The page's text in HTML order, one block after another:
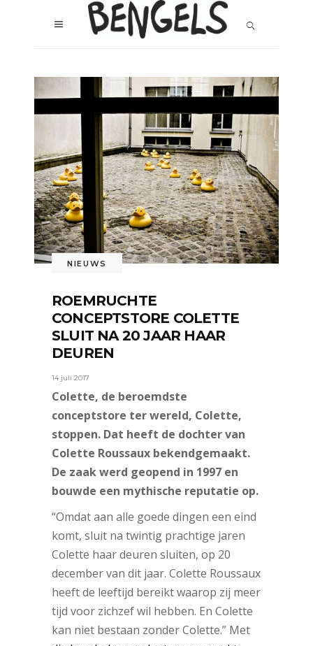
NIEUWS
ROEMRUCHTE
CONCEPTSTORE COLETTE
SLUIT NA 20 JAAR HAAR
DEUREN
14 juli 2017
Colette, de beroemdste
conceptstore ter wereld, Colette,
stoppen. Dat heeft de dochter van
Colette Roussaux bekendgemaakt.
De zaak werd geopend in 1997 en
bouwde een mythische reputatie op.
“Omdat aan alle goede dingen een eind
komt, sluit na twintig prachtige jaren
Colette haar deuren sluiten, op 20
december van dit jaar. Colette Roussaux
heeft de leeftijd bereikt waarop zij meer
tijd voor zichzef wil hebben. En Colette
kan niet bestaan zonder Colette.” Met